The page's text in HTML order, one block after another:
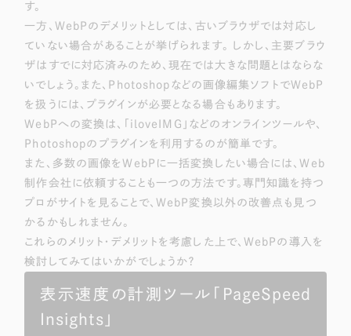
す。
一方、WebPのデメリットとしては、古いブラウザでは対応し
ていない場合があることが挙げられます。 しかし、主要ブラウ
ザはすでに対応済みのため、現在では大きな問題とはならな
いでしょう。また、Photoshopなどの画像編集ソフトでWebP
を扱うには、プラグインが必要となる場合もあります。
WebPへの変換は、「iloveIMG」などのオンラインツールや、
Photoshopのプラグインを利用するのが簡単です。
また、多数の画像をWebPに一括変換したい場合には、Web
制作会社に依頼することも一つの方法です。専門知識を持つ
プロがサイトを見ることで、WebP変換以外の改善点も見つ
かるかもしれません。
これらのメリット・デメリットを考慮した上で、WebPの導入を
検討してみてはいかがでしょうか？
表示速度の計測ツール「PageSpeed
Insights」